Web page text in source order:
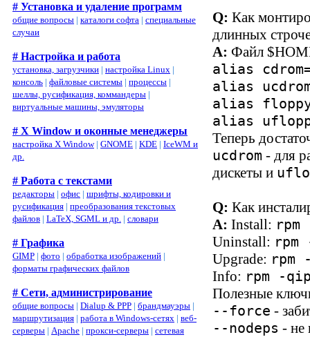
# Установка и удаление программ
общие вопросы | каталоги софта | специальные
случаи
# Настройка и работа
установка, загрузчики | настройка Linux |
консоль | файловые системы | процессы |
шеллы, русификация, коммандеры |
виртуальные машины, эмуляторы
# X Window и оконные менеджеры
настройка X Window| GNOME | KDE | IceWM и
др.
# Работа с текстами
редакторы | офис | шрифты, кодировки и
русификация | преобразования текстовых
файлов | LaTeX, SGML и др. | словари
# Графика
GIMP | фото | обработка изображений |
форматы графических файлов
# Сети, администрирование
общие вопросы | Dialup & PPP | брандмауэры |
маршрутизация | работа в Windows-сетях | веб-
серверы | Apache | прокси-серверы | сетевая
Q:Как
длинных
A:Файл
alias
alias
alias
alias
Теперь
ucdrom - для
дискеты и
Q:Как
A:Install:
Uninstall: rpm
Upgrade: rpm
Info: rpm -
Полезные
--force -
--nodeps - не